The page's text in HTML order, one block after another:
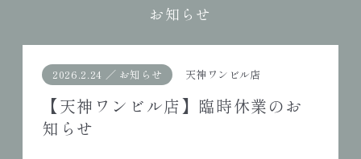
お知らせ
2026.2.24 ／ お知らせ 天神ワンビル店
【天神ワンビル店】臨時休業のお
知らせ